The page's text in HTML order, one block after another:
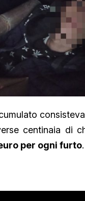
centinaia di
per ogni furto.